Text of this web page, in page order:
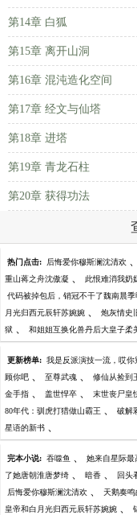
第14章 白狐
第15章 离开山洞
第16章 混沌造化空间
第17章 经文与仙塔
第18章 进塔
第19章 青龙石柱
第20章 获得功法
热门点击: 后悔爱你穆斯澜沈清欢 、
重山蒋之舟沈傲凝 、 此恨难消我奶
代码被掉包后，销冠不干了魏南晨季
月光归西元辰轩苏婉婉 、 炮灰情史
狱 、 和姐姐互换化兽丹后大皇子柔
更新榜单: 我是反派演技一流，哎你
顾你吧 、 至尊武魂 、 修仙从捡到
金手指 、 盖世悍卒 、 末世丧尸皇
80年代：驯虎打猎做山霸王 、 破解
星语的新书 、
完本小说: 吞噬鱼 、 她来自星际最
了她唐朝淮唐梦绮 、 暗香 、 回头
后悔爱你穆斯澜沈清欢 、 天鹅奏鸣
皇帝和白月光归西元辰轩苏婉婉 、